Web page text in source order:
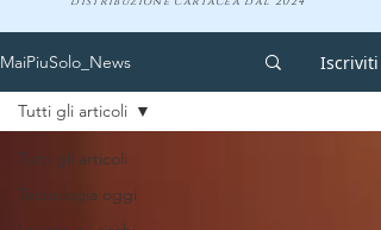
MaiPiuSolo_News Iscriviti
Tutti gli articoli
Tecnologia oggi
Tutti gli articoli